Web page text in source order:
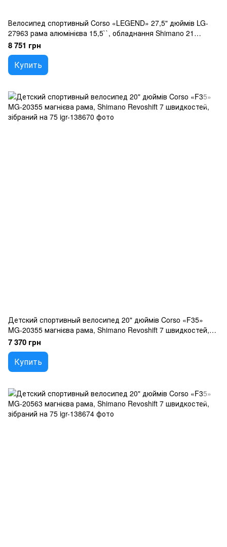
Велосипед спортивный Corso «LEGEND» 27,5" дюймів LG-
27963 рама алюмінієва 15,5``, обладнання Shimano 21
швидкість, зібран на 75
8 751 грн
Купить
Детский спортивный велосипед 20" дюймів Corso «F35»
MG-20355 магнієва рама, Shimano Revoshift 7 швидкостей,
зібраний на 75
7 370 грн
Купить